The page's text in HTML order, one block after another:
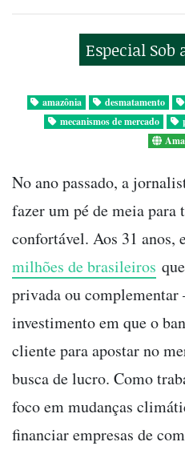
Especial Sob
amazônia desmatamento
mecanismos de mercado
No ano passado, a
fazer um pé de meia para
confortável. Aos 31 anos,
milhões de brasileiros
privada ou complementar
investimento em que o
cliente para apostar no
busca de lucro. Como
foco em mudanças
financiar empresas de